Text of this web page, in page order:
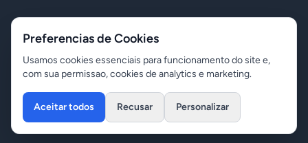
© 2026 ITA Notícias. Todos os direitos reservados.
Responsável: Angelo Luis Destri
ContatoGerenciar Cookies
Preferencias de Cookies
Usamos cookies essenciais para funcionamento do site e,
com sua permissao, cookies de analytics e marketing.
Aceitar todos Recusar Personalizar